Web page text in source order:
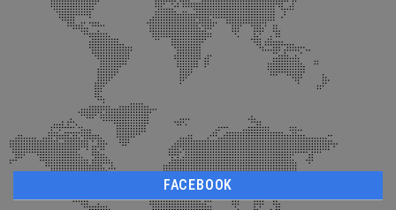
FACEBOOK